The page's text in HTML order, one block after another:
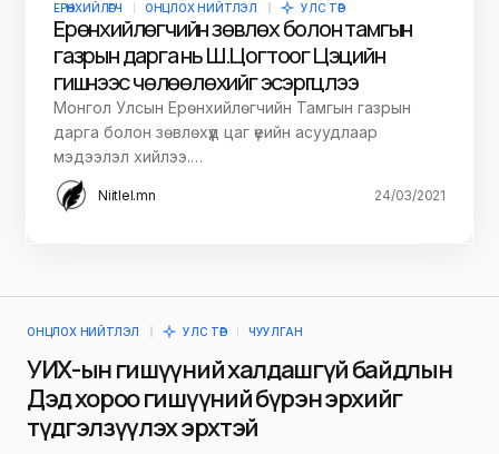
ЕРӨНХИЙЛӨГЧ ОНЦЛОХ НИЙТЛЭЛ УЛС ТӨР
Ерөнхийлөгчийн зөвлөх болон тамгын
газрын дарга нь Ш.Цогтоог Цэцийн
гишүүнээс чөлөөлөхийг эсэргүүцлээ
Монгол Улсын Ерөнхийлөгчийн Тамгын газрын
дарга болон зөвлөхүүд цаг үеийн асуудлаар
мэдээлэл хийлээ.…
Niitlel.mn 24/03/2021
ОНЦЛОХ НИЙТЛЭЛ УЛС ТӨР ЧУУЛГАН
УИХ-ын гишүүний халдашгүй байдлын
Дэд хороо гишүүний бүрэн эрхийг
түдгэлзүүлэх эрхтэй